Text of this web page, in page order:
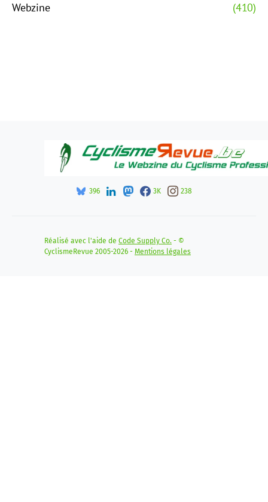
Webzine
(410)
396 3K 238
Réalisé avec l'aide de Code Supply Co. - ©
CyclismeRevue 2005-2026 - Mentions légales